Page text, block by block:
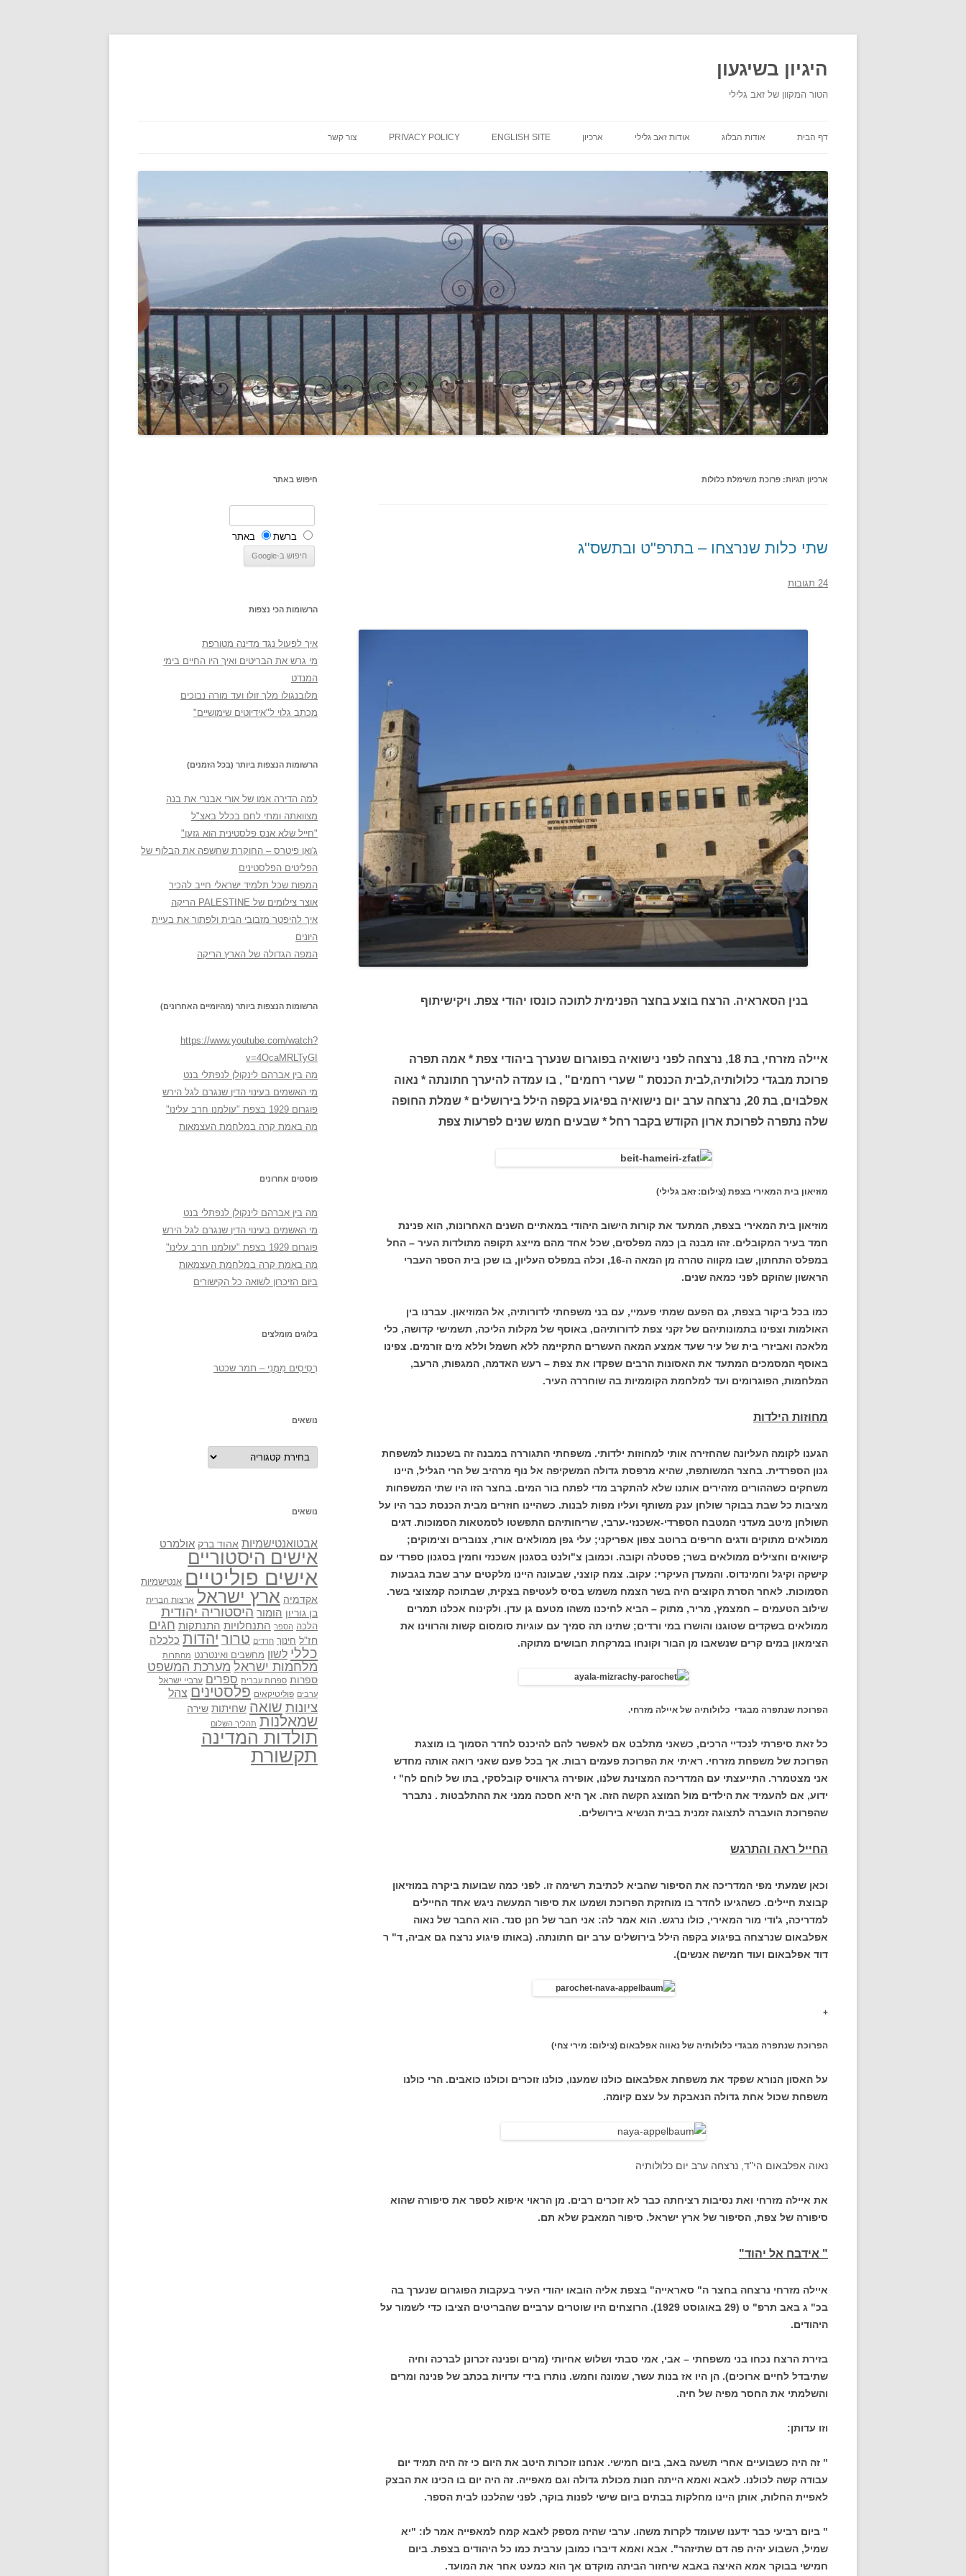
היגיון בשיגעון
הטור המקוון של זאב גלילי
דף הבית אודות הבלוג אודות זאב גלילי ארכיון ENGLISH SITE
PRIVACY POLICY צור קשר
ארכיון תגיות: פרוכת משימלת כלולות
שתי כלות שנרצחו – בתרפ"ט ובתשס"ג
24 תגובות
בנין הסאראיה. הרצח בוצע בחצר הפנימית לתוכה כונסו יהודי צפת. ויקישיתוף
איילה מזרחי, בת 18, נרצחה לפני נישואיה בפוגרום שנערך ביהודי צפת * אמה תפרה
פרוכת מבגדי כלולותיה,לבית הכנסת " שערי רחמים" , בו עמדה להיערך חתונתה * נאוה
אפלבוים, בת 20, נרצחה ערב יום נישואיה בפיגוע בקפה הילל בירושלים * שמלת החופה
שלה נתפרה לפרוכת ארון הקודש בקבר רחל * שבעים חמש שנים לפרעות צפת
מוזיאון בית המאירי בצפת (צילום: זאב גלילי)
מוזיאון בית המאירי בצפת, המתעד את קורות הישוב היהודי במאתיים השנים האחרונות, הוא פנינת
חמד בעיר המקובלים. זהו מבנה בן כמה מפלסים, שכל אחד מהם מייצג תקופה מתולדות העיר – החל
במפלס התחתון, שבו מקווה טהרה מן המאה ה-16, וכלה במפלס העליון, בו שכן בית הספר העברי
הראשון שהוקם לפני כמאה שנים.
כמו בכל ביקור בצפת, גם הפעם שמתי פעמיי, עם בני משפחתי לדורותיה, אל המוזיאון. עברנו בין
האולמות וצפינו בתמונותיהם של זקני צפת לדורותיהם, באוסף של מקלות הליכה, תשמישי קדושה, כלי
מלאכה ואביזרי בית של עיר שעד אמצע המאה העשרים התקיימה ללא חשמל וללא מים זורמים. צפינו
באוסף המסמכים המתעד את האסונות הרבים שפקדו את צפת – רעש האדמה, המגפות, הרעב,
המלחמות, הפוגרומים ועד למלחמת הקוממיות בה שוחררה העיר.
מחוזות הילדות
הגענו לקומה העליונה שהחזירה אותי למחוזות ילדותי. משפחתי התגוררה במבנה זה בשכנות למשפחת
גנון הספרדית. בחצר המשותפת, שהיא מרפסת גדולה המשקיפה אל נוף מרהיב של הרי הגליל, היינו
משחקים כשההורים מזהירים אותנו שלא להתקרב מדי לפתח בור המים. בחצר הזו היו שתי המשפחות
מציבות כל שבת בבוקר שולחן ענק משותף ועליו מפות לבנות. כשהיינו חוזרים מבית הכנסת כבר היו על
השולחן מיטב מעדני המטבח הספרדי-אשכנזי-ערבי, שריחותיהם התפשטו לסמטאות הסמוכות. דגים
ממולאים מתוקים ודגים חריפים ברוטב צפון אפריקני; עלי גפן ממולאים אורז, צנוברים וצימוקים;
קישואים וחצילים ממולאים בשר; פסטלה וקובה. וכמובן צ"ולנט בסגנון אשכנזי וחמין בסגנון ספרדי עם
קישקה וקיגל וחמינדוס. והמעדן העיקרי: עקוב. צמח קוצני, שבעונה היינו מלקטים ערב שבת בגבעות
הסמוכות. לאחר הסרת הקוצים היה בשר הצמח משמש בסיס לעטיפה בצקית, שבתוכה קמצוצי בשר.
שילוב הטעמים – חמצמץ, מריר, מתוק – הביא לחיכנו משהו מטעם גן עדן. ולקינוח אכלנו תמרים
ממולאים בשקדים שטוגנו והושרו במי ורדים; שתינו תה סמיך עם עוגיות סומסום קשות והרווינו את
הצימאון במים קרים שנשאבו מן הבור וקונחו במרקחת חבושים מתוקה.
הפרוכת שנתפרה מבגדי כלולותיה של איילה מזרחי.
כל זאת סיפרתי לנכדיי הרכים, כשאני מתלבט אם לאפשר להם להיכנס לחדר הסמוך בו מוצגת
הפרוכת של משפחת מזרחי. ראיתי את הפרוכת פעמים רבות. אך בכל פעם שאני רואה אותה מחדש
אני מצטמרר. התייעצתי עם המדריכה המצוינת שלנו, אופירה גראוויס קובלסקי, בתו של לוחם לח" י
ידוע, אם להעמיד את הילדים מול המוצג הקשה הזה. אך היא חסכה ממני את ההתלבטות . נתברר
שהפרוכת הועברה לתצוגה זמנית בבית הנשיא בירושלים.
החייל ראה והתרגש
וכאן שמעתי מפי המדריכה את הסיפור שהביא לכתיבת רשימה זו. לפני כמה שבועות ביקרה במוזיאון
קבוצת חיילים. כשהגיעו לחדר בו מוחזקת הפרוכת ושמעו את סיפור המעשה ניגש אחד החיילים
למדריכה, ג'ודי מור המאירי, כולו נרגש. הוא אמר לה: אני חבר של חנן סנד. הוא החבר של נאוה
אפלבאום שנרצחה בפיגוע בקפה הילל בירושלים ערב יום חתונתה. (באותו פיגוע נרצח גם אביה, ד" ר
דוד אפלבאום ועוד חמישה אנשים).
+
הפרוכת שנתפרה מבגדי כלולותיה של נאווה אפלבאום (צילום: מירי צחי)
על האסון הנורא שפקד את משפחת אפלבאום כולנו שמענו, כולנו זוכרים וכולנו כואבים. הרי כולנו
משפחת שכול אחת גדולה הנאבקת על עצם קיומה.
נאוה אפלבאום הי"ד, נרצחה ערב יום כלולותיה
את איילה מזרחי ואת נסיבות רציחתה כבר לא זוכרים רבים. מן הראוי איפוא לספר את סיפורה שהוא
סיפורה של צפת, הסיפור של ארץ ישראל. סיפור המאבק שלא תם.
" אידבח אל יהוד"
איילה מזרחי נרצחה בחצר ה" סאראייה" בצפת אליה הובאו יהודי העיר בעקבות הפוגרום שנערך בה
בכ" ג באב תרפ" ט (29 באוגוסט 1929). הרוצחים היו שוטרים ערביים שהבריטים הציבו כדי לשמור על
היהודים.
בזירת הרצח נכחו בני משפחתי – אבי, אמי סבתי ושלוש אחיותי (מרים ופנינה זכרונן לברכה וחיה
שתיבדל לחיים ארוכים). הן היו אז בנות עשר, שמונה וחמש. נותרו בידי עדויות בכתב של פנינה ומרים
והשלמתי את החסר מפיה של חיה.
וזו עדותן:
" זה היה כשבועיים אחרי תשעה באב, ביום חמישי. אנחנו זוכרות היטב את היום כי זה היה תמיד יום
עבודה קשה לכולנו. לאבא ואמא הייתה חנות מכולת גדולה וגם מאפייה. זה היה יום בו הכינו את הבצק
לאפיית החלות, אותן היינו מחלקות בבתים ביום שישי לפנות בוקר, לפני שהלכנו לבית הספר.
" ביום רביעי כבר ידענו שעומד לקרות משהו. ערבי שהיה מספק לאבא קמח למאפייה אמר לו: "יא
שמיל, השבוע יהיה פה דם שתיזהר". אבא ואמא דיברו כמובן ערבית כמו כל היהודים בצפת. ביום
חמישי בבוקר אמא האיצה באבא שיחזור הביתה מוקדם אך הוא כמעט אחר את המועד.
חיפוש באתר
ברשת באתר
הרשומות הכי נצפות
איך לפעול נגד מדינה מטורפת
מי גרש את הבריטים ואיך היו החיים בימי
המנדט
מלובנגולו מלך זולו ועד מורה נבוכים
מכתב גלוי ל"אידיוטים שימושיים"
הרשומות הנצפות ביותר (בכל הזמנים)
למה הדירה אמו של אורי אבנרי את בנה
מצוואתה ומתי לחם בכלל באצ"ל
"חייל שלא אנס פלסטינית הוא גזען"
ג'ואן פיטרס – החוקרת שחשפה את הבלוף של
הפליטים הפלסטינים
המפות שכל תלמיד ישראלי חייב להכיר
אוצר צילומים של PALESTINE הריקה
איך להיפטר מזבובי הבית ולפתור את בעיית
היונים
המפה הגדולה של הארץ הריקה
הרשומות הנצפות ביותר (מהיומיים האחרונים)
https://www.youtube.com/watch?
v=4OcaMRLTyGI
מה בין אברהם לינקולן לנפתלי בנט
מי האשמים בעינוי הדין שנגרם לגל הירש
פוגרום 1929 בצפת "עולמנו חרב עלינו"
מה באמת קרה במלחמת העצמאות
פוסטים אחרונים
מה בין אברהם לינקולן לנפתלי בנט
מי האשמים בעינוי הדין שנגרם לגל הירש
פוגרום 1929 בצפת "עולמנו חרב עלינו"
מה באמת קרה במלחמת העצמאות
ביום הזיכרון לשואה כל הקישורים
בלוגים מומלצים
רְסִיסִים מִמֶנִי – תמר שכטר
נושאים
נושאים
נושאים
אבטואנטישמיות אהוד ברק אולמרט
אישים היסטוריים
אישים פוליטיים אנטישמיות
אקדמיה ארץ ישראל ארצות הברית
בן גוריון הומור היסטוריה יהודית
הלכה הספר התנחלויות התנתקות חגים
חז"ל חינוך חרדים טרור יהדות כלכלה
כללי לשון מחשבים ואינטרנט מחתרות
מלחמות ישראל מערכת המשפט
ספרות ספרות עברית ספרים ערביי ישראל
ערבים פוליטיקאים פלסטינים צהל
ציונות שואה שחיתות שירה
שמאלנות תהליך השלום
תולדות המדינה
תקשורת